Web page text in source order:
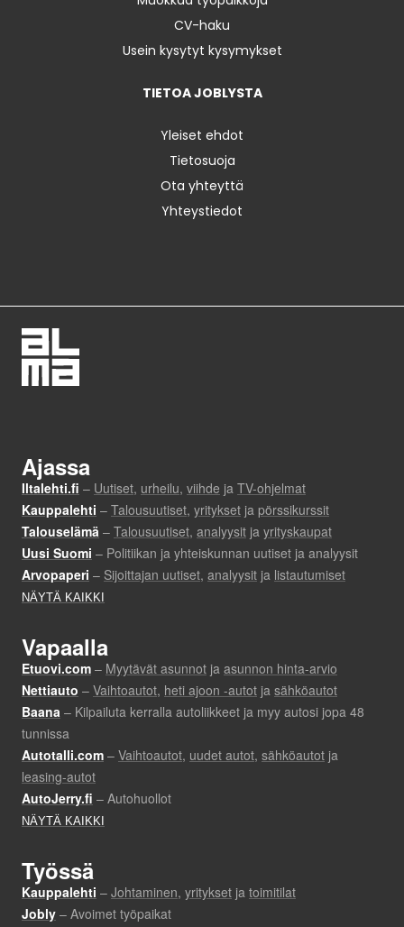
CV-haku
Usein kysytyt kysymykset
TIETOA JOBLYSTA
Yleiset ehdot
Tietosuoja
Ota yhteyttä
Yhteystiedot